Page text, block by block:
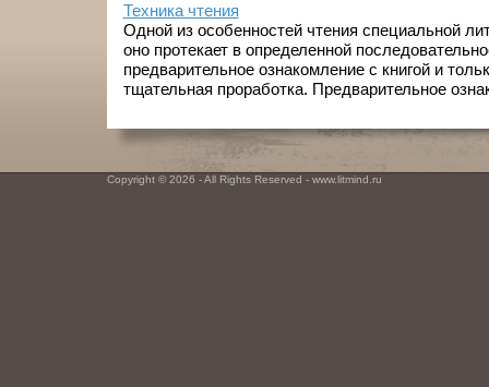
Техника чтения
Одной из особенностей чтения специальной
оно протекает в определенной
предварительное ознакомление с книгой и
тщательная проработка. Предварительное
Copyright © 2026 - All Rights Reserved - www.litmind.ru